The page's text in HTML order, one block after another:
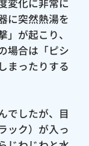
変化に非常に
に突然熱湯を
が起こり、
場合は「ピシ
まったりする
でしたが、目
ック）が入っ